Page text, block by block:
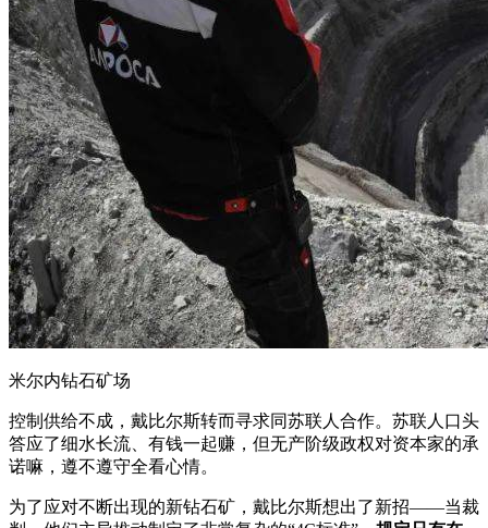
米尔内钻石矿场
控制供给不成，戴比尔斯转而寻求同苏联人合作。苏联人口头
答应了细水长流、有钱一起赚，但无产阶级政权对资本家的承
诺嘛，遵不遵守全看心情。
为了应对不断出现的新钻石矿，戴比尔斯想出了新招——当裁